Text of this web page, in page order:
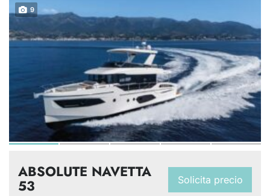
9
Solicita precio
ABSOLUTE NAVETTA
53